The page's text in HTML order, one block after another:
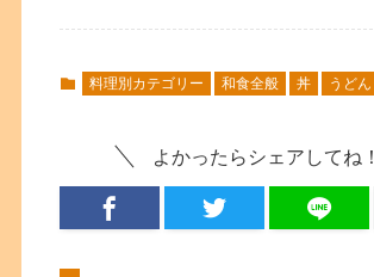
料理別カテゴリー 和食全般 丼 うどん
よかったらシェアしてね！